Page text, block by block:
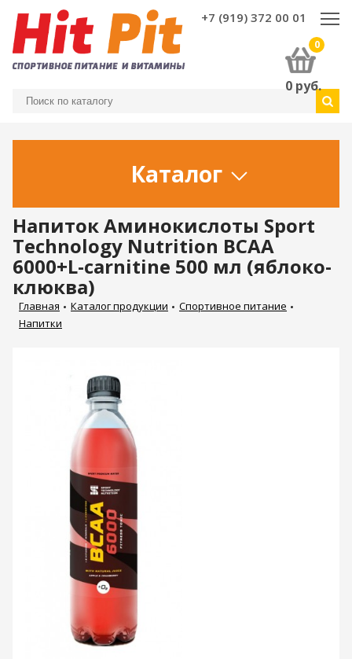
0
0 руб.
+7 (919) 372 00 01
Каталог
Напиток Аминокислоты Sport
Technology Nutrition ВСАА
6000+L-carnitine 500 мл (яблоко-
клюква)
Главная Каталог продукции
Спортивное питание
Напитки